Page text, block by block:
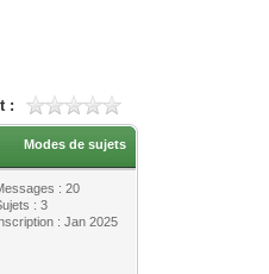
:
Modes de sujets
: 20
: 3
: Jan 2025